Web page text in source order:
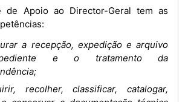
a recepção, expedição e arquivo
e o tratamento da
recolher, classificar, catalogar,